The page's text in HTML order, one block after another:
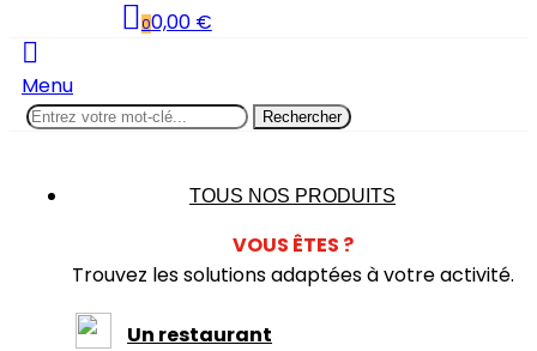
00,00 €
Menu
Rechercher
TOUS NOS PRODUITS
VOUS ÊTES ?
Trouvez les solutions adaptées à votre activité.
Un restaurant